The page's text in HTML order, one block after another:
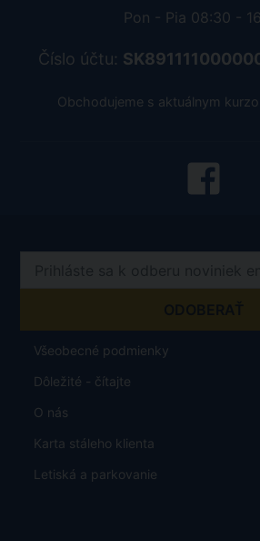
Pon - Pia 08:30 -
Číslo účtu:
Obchodujeme s aktuálnym
Všeobecné podmienky
Dôležité - čítajte
O nás
Karta stáleho klienta
Letiská a parkovanie